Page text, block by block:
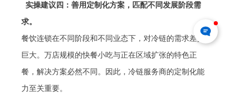
实操建议四：善用定制化方案，匹配不同发展阶段需
求。
餐饮连锁在不同阶段和不同业态下，对冷链的需求差异
巨大。万店规模的快餐小吃与正在区域扩张的特色正
餐，解决方案必然不同。因此，冷链服务商的定制化能
力至关重要。